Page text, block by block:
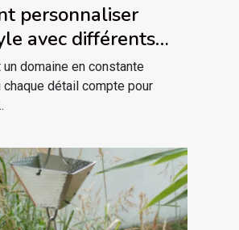
personnaliser
avec différents
labret
domaine en constante
chaque détail compte pour